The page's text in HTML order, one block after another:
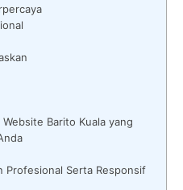
Barito Kuala yang
Profesional Serta Responsif